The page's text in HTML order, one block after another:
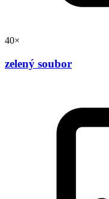
40×
zelený soubor